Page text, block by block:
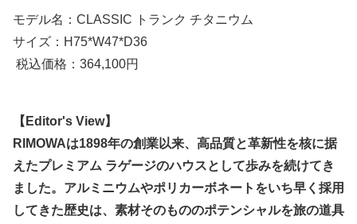
モデル名：CLASSIC トランク チタニウム
サイズ：H75*W47*D36
税込価格：364,100円
【Editor's View】
RIMOWAは1898年の創業以来、高品質と革新性を核に据
えたプレミアム ラゲージのハウスとして歩みを続けてき
ました。アルミニウムやポリカーボネートをいち早く採用
してきた歴史は、素材そのもののポテンシャルを旅の道具